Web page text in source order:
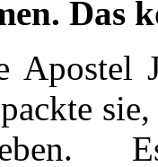
Das
Apostel